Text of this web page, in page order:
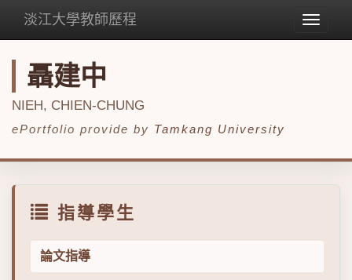
Toggle
淡江大學教師歷程
聶建中
NIEH, CHIEN-CHUNG
ePortfolio provide by Tamkang University
指導學生
論文指導